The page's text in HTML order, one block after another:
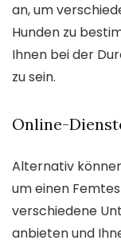
an, um
Hunden zu
Ihnen bei der
zu sein.
Online-
Alternativ
um einen
verschiedene
anbieten und